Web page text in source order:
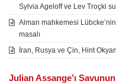
Sylvia Ageloff ve Lev Troçki
Alman mahkemesi Lübcke’nin
masalı
İran, Rusya ve Çin, Hint
Julian Assange’ı Savunun